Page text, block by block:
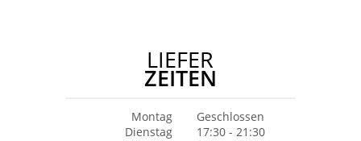
LIEFER
ZEITEN
Montag
Geschlossen
Dienstag
17:30 - 21:30